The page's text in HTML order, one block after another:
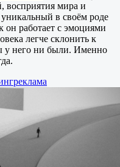
восприятия мира и
в своём роде
он работает с эмоциями
легче склонить к
у него ни были. Именно
реклама